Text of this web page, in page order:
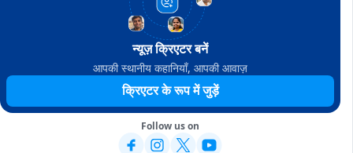
न्यूज़ क्रिएटर बनें
आपकी स्थानीय कहानियाँ, आपकी आवाज़
क्रिएटर के रूप में जुड़ें
Follow us on